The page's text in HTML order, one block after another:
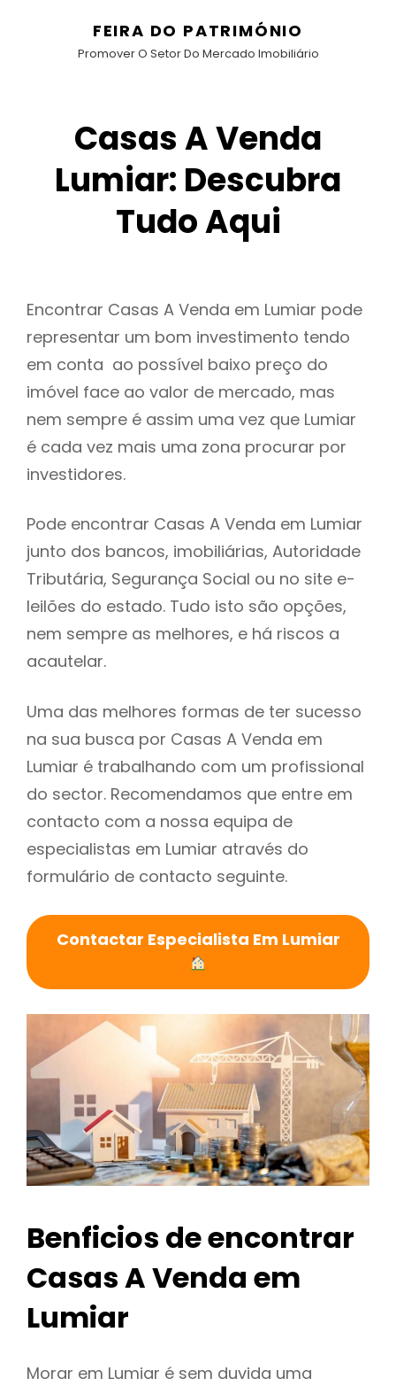
FEIRA DO PATRIMÓNIO
Promover O Setor Do Mercado Imobiliário
Casas A Venda
Lumiar: Descubra
Tudo Aqui
Encontrar Casas A Venda em Lumiar pode
representar um bom investimento tendo
em conta ao possível baixo preço do
imóvel face ao valor de mercado, mas
nem sempre é assim uma vez que Lumiar
é cada vez mais uma zona procurar por
investidores.
Pode encontrar Casas A Venda em Lumiar
junto dos bancos, imobiliárias, Autoridade
Tributária, Segurança Social ou no site e-
leilões do estado. Tudo isto são opções,
nem sempre as melhores, e há riscos a
acautelar.
Uma das melhores formas de ter sucesso
na sua busca por Casas A Venda em
Lumiar é trabalhando com um profissional
do sector. Recomendamos que entre em
contacto com a nossa equipa de
especialistas em Lumiar através do
formulário de contacto seguinte.
Contactar Especialista Em Lumiar
Benficios de encontrar
Casas A Venda em
Lumiar
Morar em Lumiar é sem duvida uma